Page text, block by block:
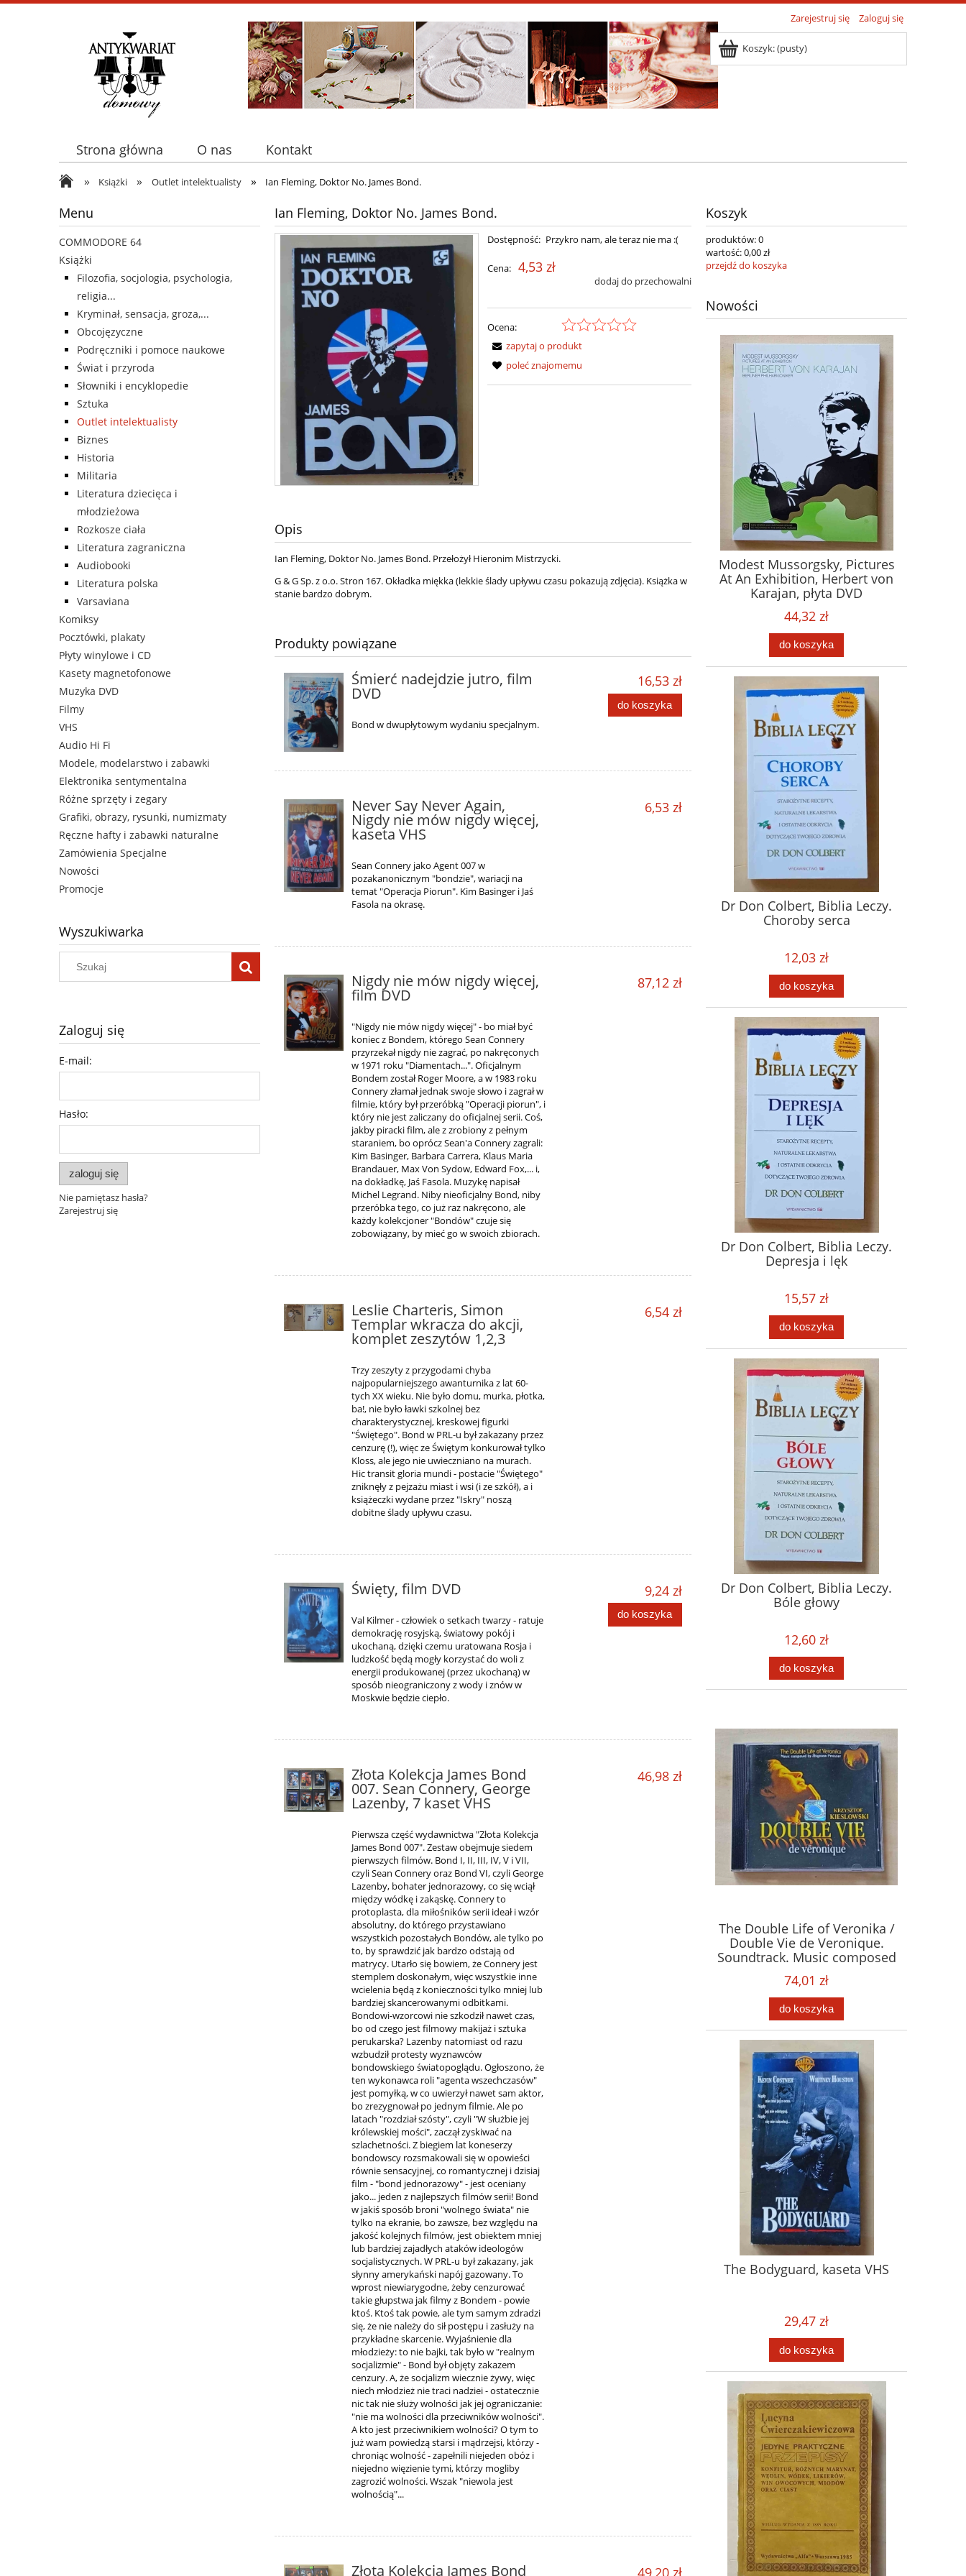
Zarejestruj się Zaloguj się
Koszyk:(pusty)
Strona główna O nas Kontakt
» Książki » Outlet intelektualisty » Ian Fleming, Doktor No. James Bond.
Menu
COMMODORE 64
Książki
Filozofia, socjologia, psychologia,
religia...
Kryminał, sensacja, groza,...
Obcojęzyczne
Podręczniki i pomoce naukowe
Świat i przyroda
Słowniki i encyklopedie
Sztuka
Outlet intelektualisty
Biznes
Historia
Militaria
Literatura dziecięca i
młodzieżowa
Rozkosze ciała
Literatura zagraniczna
Audiobooki
Literatura polska
Varsaviana
Komiksy
Pocztówki, plakaty
Płyty winylowe i CD
Kasety magnetofonowe
Muzyka DVD
Filmy
VHS
Audio Hi Fi
Modele, modelarstwo i zabawki
Elektronika sentymentalna
Różne sprzęty i zegary
Grafiki, obrazy, rysunki, numizmaty
Ręczne hafty i zabawki naturalne
Zamówienia Specjalne
Nowości
Promocje
Wyszukiwarka
Zaloguj się
E-mail:
Hasło:
zaloguj się
Nie pamiętasz hasła?
Zarejestruj się
Ian Fleming, Doktor No. James Bond.
Dostępność: Przykro nam, ale teraz nie ma :(
Cena: 4,53 zł
dodaj do przechowalni
Ocena:
zapytaj o produkt
poleć znajomemu
Opis
Ian Fleming, Doktor No. James Bond. Przełożył Hieronim Mistrzycki.
G & G Sp. z o.o. Stron 167. Okładka miękka (lekkie ślady upływu czasu pokazują zdjęcia). Książka w
stanie bardzo dobrym.
Produkty powiązane
Śmierć nadejdzie jutro, film
DVD
Bond w dwupłytowym wydaniu specjalnym.
16,53 zł
do koszyka
Never Say Never Again,
Nigdy nie mów nigdy więcej,
kaseta VHS
Sean Connery jako Agent 007 w
pozakanonicznym "bondzie", wariacji na
temat "Operacja Piorun". Kim Basinger i Jaś
Fasola na okrasę.
6,53 zł
Nigdy nie mów nigdy więcej,
film DVD
"Nigdy nie mów nigdy więcej" - bo miał być
koniec z Bondem, którego Sean Connery
przyrzekał nigdy nie zagrać, po nakręconych
w 1971 roku "Diamentach...". Oficjalnym
Bondem został Roger Moore, a w 1983 roku
Connery złamał jednak swoje słowo i zagrał w
filmie, który był przeróbką "Operacji piorun", i
który nie jest zaliczany do oficjalnej serii. Coś,
jakby piracki film, ale z zrobiony z pełnym
staraniem, bo oprócz Sean'a Connery zagrali:
Kim Basinger, Barbara Carrera, Klaus Maria
Brandauer, Max Von Sydow, Edward Fox,... i,
na dokładkę, Jaś Fasola. Muzykę napisał
Michel Legrand. Niby nieoficjalny Bond, niby
przeróbka tego, co już raz nakręcono, ale
każdy kolekcjoner "Bondów" czuje się
zobowiązany, by mieć go w swoich zbiorach.
87,12 zł
Leslie Charteris, Simon
Templar wkracza do akcji,
komplet zeszytów 1,2,3
Trzy zeszyty z przygodami chyba
najpopularniejszego awanturnika z lat 60-
tych XX wieku. Nie było domu, murka, płotka,
ba!, nie było ławki szkolnej bez
charakterystycznej, kreskowej figurki
"Świętego". Bond w PRL-u był zakazany przez
cenzurę (!), więc ze Świętym konkurował tylko
Kloss, ale jego nie uwieczniano na murach.
Hic transit gloria mundi - postacie "Świętego"
zniknęły z pejzażu miast i wsi (i ze szkół), a i
książeczki wydane przez "Iskry" noszą
dobitne ślady upływu czasu.
6,54 zł
Święty, film DVD
Val Kilmer - człowiek o setkach twarzy - ratuje
demokrację rosyjską, światowy pokój i
ukochaną, dzięki czemu uratowana Rosja i
ludzkość będą mogły korzystać do woli z
energii produkowanej (przez ukochaną) w
sposób nieograniczony z wody i znów w
Moskwie będzie ciepło.
9,24 zł
do koszyka
Złota Kolekcja James Bond
007. Sean Connery, George
Lazenby, 7 kaset VHS
Pierwsza część wydawnictwa "Złota Kolekcja
James Bond 007". Zestaw obejmuje siedem
pierwszych filmów. Bond I, II, III, IV, V i VII,
czyli Sean Connery oraz Bond VI, czyli George
Lazenby, bohater jednorazowy, co się wciął
między wódkę i zakąskę. Connery to
protoplasta, dla miłośników serii ideał i wzór
absolutny, do którego przystawiano
wszystkich pozostałych Bondów, ale tylko po
to, by sprawdzić jak bardzo odstają od
matrycy. Utarło się bowiem, że Connery jest
stemplem doskonałym, więc wszystkie inne
wcielenia będą z konieczności tylko mniej lub
bardziej skancerowanymi odbitkami.
Bondowi-wzorcowi nie szkodził nawet czas,
bo od czego jest filmowy makijaż i sztuka
perukarska? Lazenby natomiast od razu
wzbudził protesty wyznawców
bondowskiego światopoglądu. Ogłoszono, że
ten wykonawca roli "agenta wszechczasów"
jest pomyłką, w co uwierzył nawet sam aktor,
bo zrezygnował po jednym filmie. Ale po
latach "rozdział szósty", czyli "W służbie jej
królewskiej mości", zaczął zyskiwać na
szlachetności. Z biegiem lat koneserzy
bondowscy rozsmakowali się w opowieści
równie sensacyjnej, co romantycznej i dzisiaj
film - "bond jednorazowy" - jest oceniany
jako... jeden z najlepszych filmów serii! Bond
w jakiś sposób broni "wolnego świata" nie
tylko na ekranie, bo zawsze, bez względu na
jakość kolejnych filmów, jest obiektem mniej
lub bardziej zajadłych ataków ideologów
socjalistycznych. W PRL-u był zakazany, jak
słynny amerykański napój gazowany. To
wprost niewiarygodne, żeby cenzurować
takie głupstwa jak filmy z Bondem - powie
ktoś. Ktoś tak powie, ale tym samym zdradzi
się, że nie należy do sił postępu i zasłuży na
przykładne skarcenie. Wyjaśnienie dla
młodzieży: to nie bajki, tak było w "realnym
socjalizmie" - Bond był objęty zakazem
cenzury. A, że socjalizm wiecznie żywy, więc
niech młodzież nie traci nadziei - ostatecznie
nic tak nie służy wolności jak jej ograniczanie:
"nie ma wolności dla przeciwników wolności".
A kto jest przeciwnikiem wolności? O tym to
już wam powiedzą starsi i mądrzejsi, którzy -
chroniąc wolność - zapełnili niejeden obóz i
niejedno więzienie tymi, którzy mogliby
zagrozić wolności. Wszak "niewola jest
wolnością"...
46,98 zł
Złota Kolekcja James Bond 49,20 zł
Koszyk
produktów:0
wartość:0,00 zł
przejdź do koszyka
Nowości
Modest Mussorgsky, Pictures
At An Exhibition, Herbert von
Karajan, płyta DVD
44,32 zł
do koszyka
Dr Don Colbert, Biblia Leczy.
Choroby serca
12,03 zł
do koszyka
Dr Don Colbert, Biblia Leczy.
Depresja i lęk
15,57 zł
do koszyka
Dr Don Colbert, Biblia Leczy.
Bóle głowy
12,60 zł
do koszyka
The Double Life of Veronika /
Double Vie de Veronique.
Soundtrack. Music composed
by Zbigniew Preisner. Płyta
CD
74,01 zł
do koszyka
The Bodyguard, kaseta VHS
29,47 zł
do koszyka